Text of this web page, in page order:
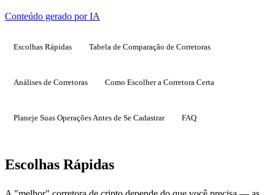
Conteúdo gerado por IA
Escolhas Rápidas Tabela de Comparação de Corretoras
Análises de Corretoras Como Escolher a Corretora Certa
Planeje Suas Operações Antes de Se Cadastrar FAQ
Escolhas Rápidas